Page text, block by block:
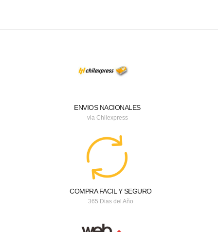
ENVIOS NACIONALES
via Chilexpress
COMPRA FACIL Y SEGURO
365 Dias del Año